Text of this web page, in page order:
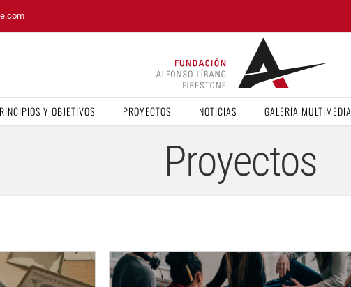
Y OBJETIVOS PROYECTOS NOTICIAS GALERÍA MULTIMEDIA
Proyectos